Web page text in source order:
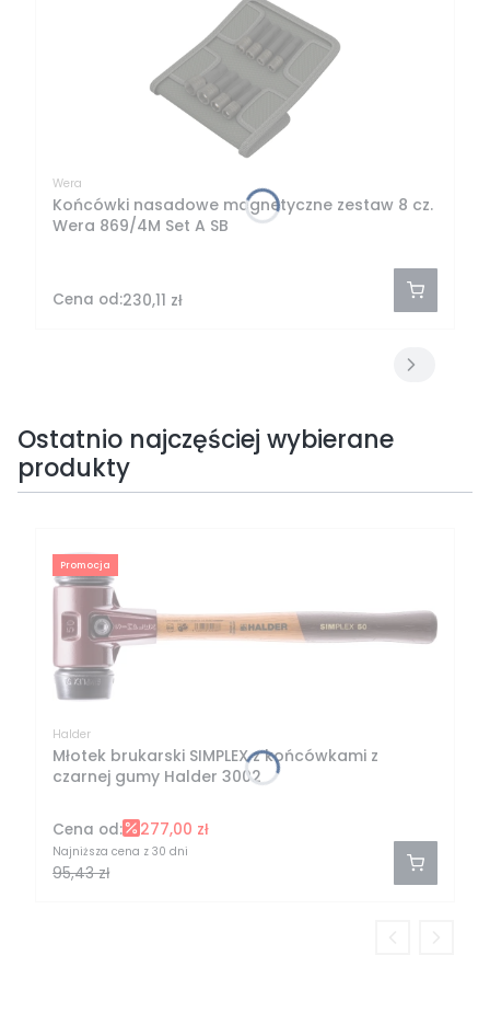
Wera
Końcówki nasadowe magnetyczne zestaw 8 cz.
Wera 869/4M Set A SB
Cena od:230,11 zł
Ostatnio najczęściej wybierane
produkty
Promocja
Halder
Młotek brukarski SIMPLEX z końcówkami z
czarnej gumy Halder 3002
Cena od: 277,00 zł
Najniższa cena z 30 dni
95,43 zł